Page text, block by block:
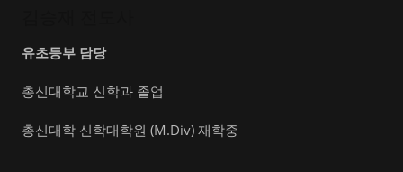
유초등부 담당
총신대학교 신학과 졸업
총신대학 신학대학원 (M.Div) 재학중